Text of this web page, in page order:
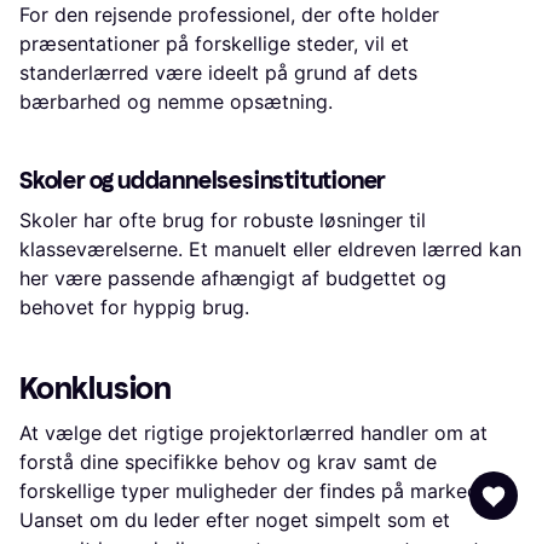
For den rejsende professionel, der ofte holder
præsentationer på forskellige steder, vil et
standerlærred være ideelt på grund af dets
bærbarhed og nemme opsætning.
Skoler og uddannelsesinstitutioner
Skoler har ofte brug for robuste løsninger til
klasseværelserne. Et manuelt eller eldreven lærred kan
her være passende afhængigt af budgettet og
behovet for hyppig brug.
Konklusion
At vælge det rigtige projektorlærred handler om at
forstå dine specifikke behov og krav samt de
forskellige typer muligheder der findes på markedet.
Uanset om du leder efter noget simpelt som et